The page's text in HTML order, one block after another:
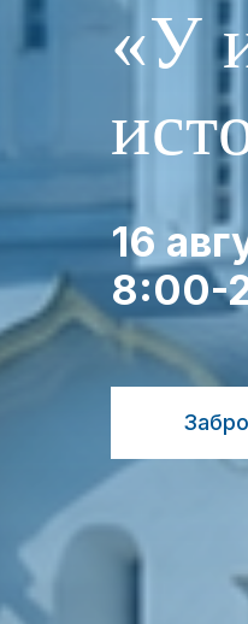
«У
16
8:00-